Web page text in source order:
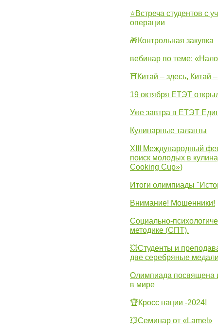
⭐Встреча студентов с
операции
🎁Контрольная закупка
вебинар по теме:
⛩Китай – здесь, Китай
19 октября ЕТЭТ
Уже завтра в ЕТЭТ
Кулинарные таланты
XIII Международный
поиск молодых в
Cooking Cup»)
Итоги олимпиады
Внимание! Мошенники!
Социально-
методике (СПТ).
💥Студенты и
две серебряные
Олимпиада посвящена
в мире
🏆Кросс нации -2024!
💥Семинар от «Lamel»